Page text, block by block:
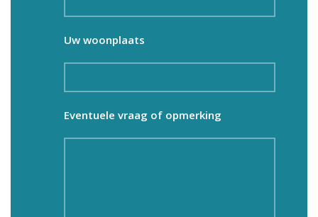
Uw woonplaats
Eventuele vraag of opmerking